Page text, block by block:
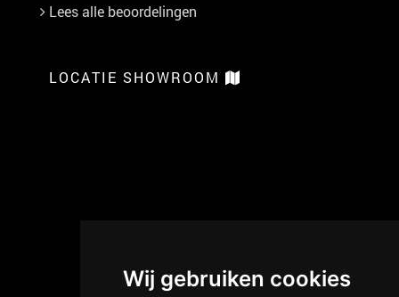
Wij gebruiken cookies
Lees alle beoordelingen
LOCATIE SHOWROOM